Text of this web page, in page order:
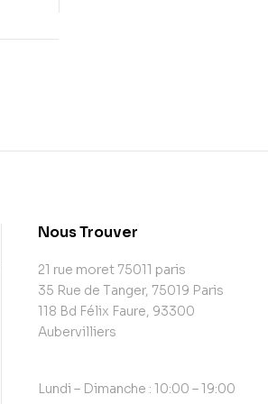
Nous Trouver
21 rue moret 75011 paris
35 Rue de Tanger, 75019 Paris
118 Bd Félix Faure, 93300
Aubervilliers
Lundi – Dimanche : 10:00 – 19:00